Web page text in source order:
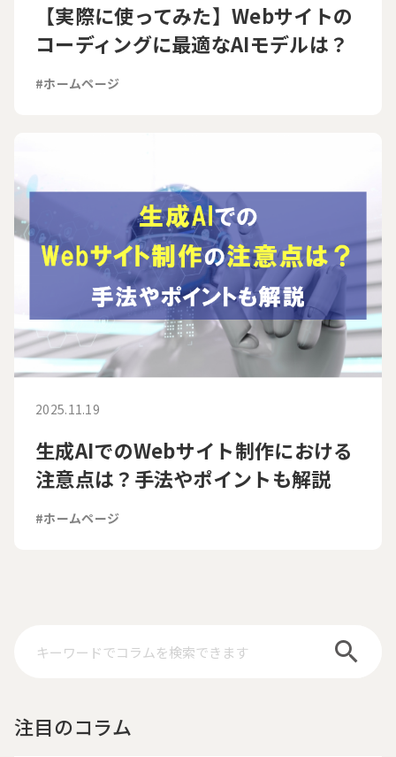
【実際に使ってみた】Webサイトの
コーディングに最適なAIモデルは？
#ホームページ
2025.11.19
生成AIでのWebサイト制作における
注意点は？手法やポイントも解説
#ホームページ
注目のコラム